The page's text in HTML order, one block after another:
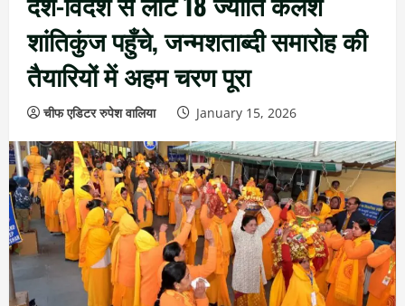
शांतिकुंज पहुँचे, जन्मशताब्दी समारोह की
तैयारियों में अहम चरण पूरा
चीफ एडिटर रुपेश वालिया January 15, 2026